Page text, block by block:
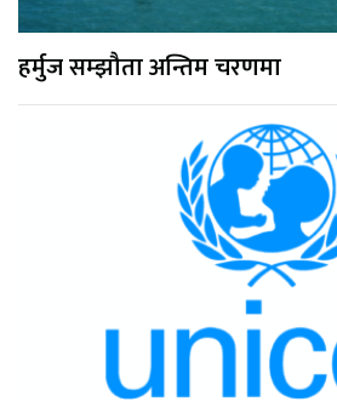
हर्मुज सम्झौता अन्तिम चरणमा